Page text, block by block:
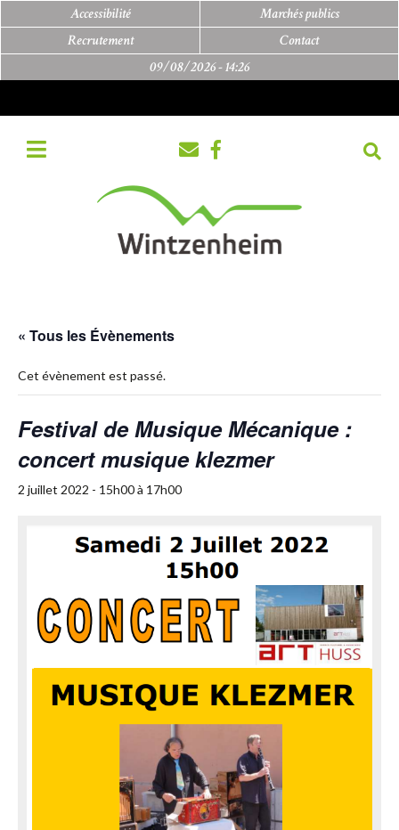
Accessibilité
Marchés publics
Recrutement
Contact
09/08/2026 -14:26
« Tous les Évènements
Cet évènement est passé.
Festival de Musique Mécanique :
concert musique klezmer
2 juillet 2022 - 15h00à 17h00